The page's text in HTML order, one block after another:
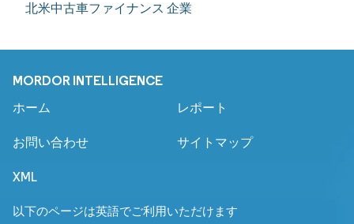
北米中古車ファイナンス 企業
MORDOR INTELLIGENCE
ホーム レポート
お問い合わせ サイトマップ
XML
以下のページは英語でご利用いただけます